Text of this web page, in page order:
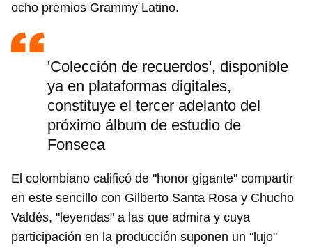
ocho premios Grammy Latino.
'Colección de recuerdos', disponible
ya en plataformas digitales,
constituye el tercer adelanto del
próximo álbum de estudio de
Fonseca
El colombiano calificó de "honor gigante" compartir
en este sencillo con Gilberto Santa Rosa y Chucho
Valdés, "leyendas" a las que admira y cuya
participación en la producción suponen un "lujo"